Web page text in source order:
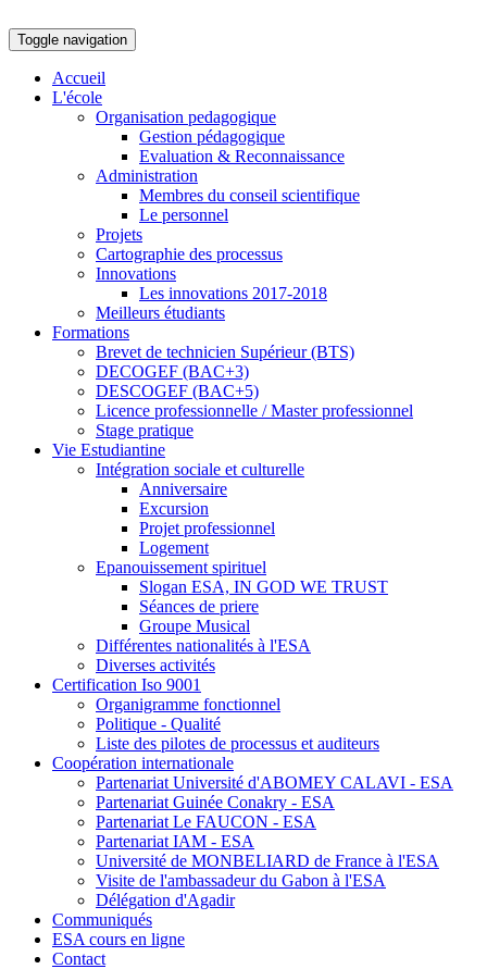
Toggle navigation
Accueil
L'école
Organisation pedagogique
Gestion pédagogique
Evaluation & Reconnaissance
Administration
Membres du conseil scientifique
Le personnel
Projets
Cartographie des processus
Innovations
Les innovations 2017-2018
Meilleurs étudiants
Formations
Brevet de technicien Supérieur (BTS)
DECOGEF (BAC+3)
DESCOGEF (BAC+5)
Licence professionnelle / Master professionnel
Stage pratique
Vie Estudiantine
Intégration sociale et culturelle
Anniversaire
Excursion
Projet professionnel
Logement
Epanouissement spirituel
Slogan ESA, IN GOD WE TRUST
Séances de priere
Groupe Musical
Différentes nationalités à l'ESA
Diverses activités
Certification Iso 9001
Organigramme fonctionnel
Politique - Qualité
Liste des pilotes de processus et auditeurs
Coopération internationale
Partenariat Université d'ABOMEY CALAVI - ESA
Partenariat Guinée Conakry - ESA
Partenariat Le FAUCON - ESA
Partenariat IAM - ESA
Université de MONBELIARD de France à l'ESA
Visite de l'ambassadeur du Gabon à l'ESA
Délégation d'Agadir
Communiqués
ESA cours en ligne
Contact